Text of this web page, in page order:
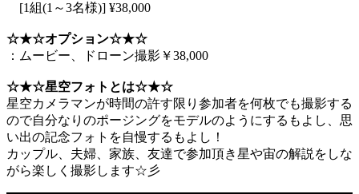
[1組(1～3名様)] ¥38,000
☆★☆オプション☆★☆
：ムービー、ドローン撮影￥38,000
☆★☆星空フォトとは☆★☆
星空カメラマンが時間の許す限り参加者を何枚でも撮影する
ので自分なりのポージングをモデルのようにするもよし、思
い出の記念フォトを自慢するもよし！
カップル、夫婦、家族、友達で参加頂き星や宙の解説をしな
がら楽しく撮影します☆彡